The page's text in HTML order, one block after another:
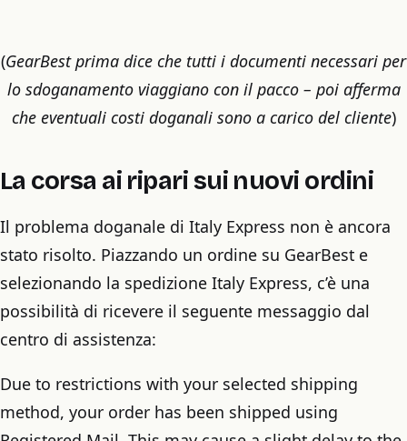
(GearBest prima dice che tutti i documenti necessari per
lo sdoganamento viaggiano con il pacco – poi afferma
che eventuali costi doganali sono a carico del cliente)
La corsa ai ripari sui nuovi ordini
Il problema doganale di Italy Express non è ancora
stato risolto. Piazzando un ordine su GearBest e
selezionando la spedizione Italy Express, c’è una
possibilità di ricevere il seguente messaggio dal
centro di assistenza:
Due to restrictions with your selected shipping
method, your order has been shipped using